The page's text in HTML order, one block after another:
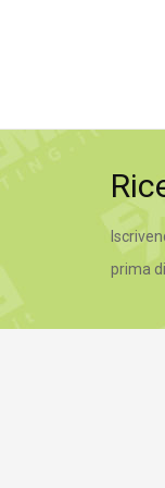
prima